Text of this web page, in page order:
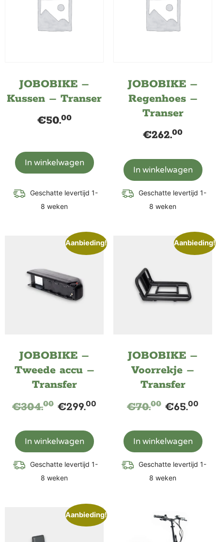
JOBOBIKE –
Kussen – Transer
€50.00
In winkelwagen
Geschatte levertijd 1-
8 weken
JOBOBIKE –
Regenhoes –
Transer
€262.00
In winkelwagen
Geschatte levertijd 1-
8 weken
Aanbieding!
JOBOBIKE –
Tweede accu –
Transfer
€304.00 €299.00
In winkelwagen
Geschatte levertijd 1-
8 weken
Aanbieding!
JOBOBIKE –
Voorrekje –
Transfer
€70.00 €65.00
In winkelwagen
Geschatte levertijd 1-
8 weken
Aanbieding!